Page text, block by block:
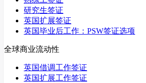
研究生签证
英国扩展签证
英国毕业后工作：PSW签证选项
全球商业流动性
英国借调工作签证
英国扩展工作签证